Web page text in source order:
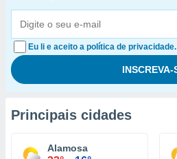
Eu li e aceito a política de privacidade.
Principais cidades
Alamosa